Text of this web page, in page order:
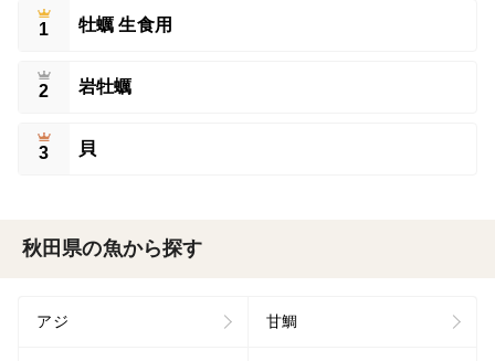
1 牡蠣 生食用
2 岩牡蠣
3 貝
秋田県の魚から探す
アジ 甘鯛